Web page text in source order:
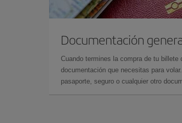
Documentación
Cuando termines la compra de tu billete
documentación que necesitas para
pasaporte, seguro o cualquier otro